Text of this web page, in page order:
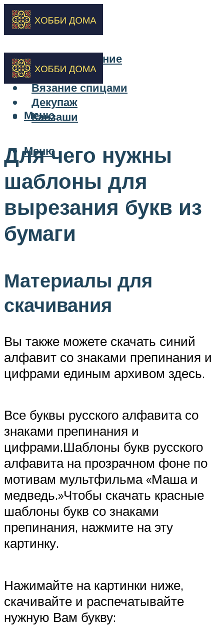
Бисероплетение
Вышивка
Вязание спицами
Декупаж
Канзаши
Меню
Меню
Для чего нужны
шаблоны для
вырезания букв из
бумаги
Материалы для
скачивания
Вы также можете скачать синий
алфавит со знаками препинания и
цифрами единым архивом здесь.
Все буквы русского алфавита со
знаками препинания и
цифрами.Шаблоны букв русского
алфавита на прозрачном фоне по
мотивам мультфильма «Маша и
медведь.»Чтобы скачать красные
шаблоны букв со знаками
препинания, нажмите на эту
картинку.
Нажимайте на картинки ниже,
скачивайте и распечатывайте
нужную Вам букву: